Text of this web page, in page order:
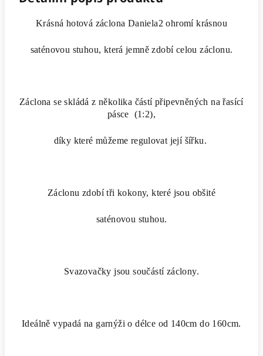
Krásná hotová záclona Daniela2 ohromí krásnou
saténovou stuhou, která jemně zdobí celou záclonu.
Záclona se skládá z několika částí připevněných na řasící
pásce (1:2),
díky které můžeme regulovat její šířku.
Záclonu zdobí tři kokony, které jsou obšité
saténovou stuhou.
Svazovačky jsou součástí záclony.
Ideálně vypadá na garnýži o délce od 140cm do 160cm.